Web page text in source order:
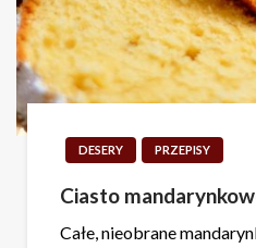
DESERY PRZEPISY
Ciasto
Całe, nieobrane